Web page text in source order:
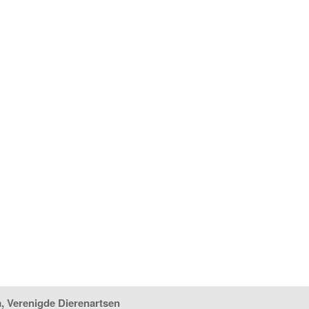
Verenigde Dierenartsen